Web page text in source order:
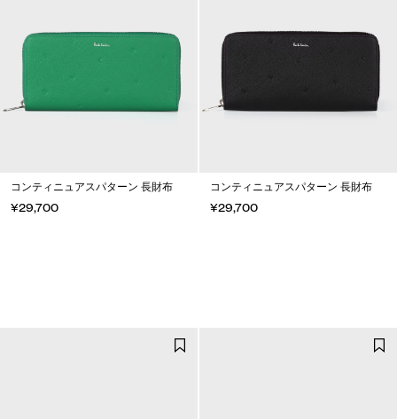
コンティニュアスパターン 長財布
¥29,700
コンティニュアスパターン 長財布
¥29,700